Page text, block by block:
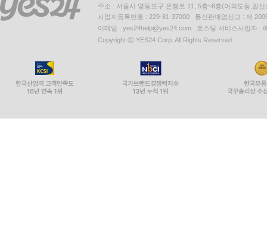
주소 : 서울시 영등포구 은행로 11, 5층~6층(여의도동,일신
사업자등록번호 : 229-81-37000 통신판매업신고 : 제
이메일 : yes24help@yes24.com 호스팅 서비스사업자 :
Copyright ⓒ YES24 Corp. All Rights Reserved.